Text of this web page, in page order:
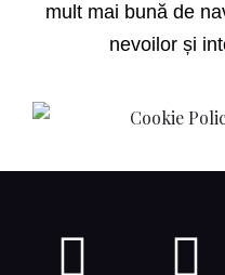
mult mai bună de
nevoilor și